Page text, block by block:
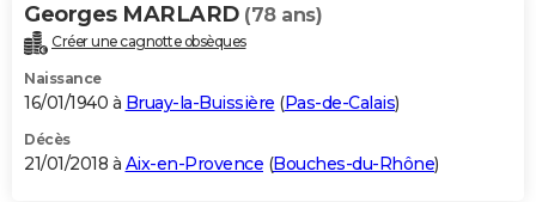
Georges MARLARD (78 ans)
Créer une cagnotte obsèques
Naissance
16/01/1940 à Bruay-la-Buissière (Pas-de-Calais)
Décès
21/01/2018 à Aix-en-Provence (Bouches-du-Rhône)